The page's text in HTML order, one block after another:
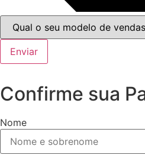
Enviar
Confirme sua
Nome